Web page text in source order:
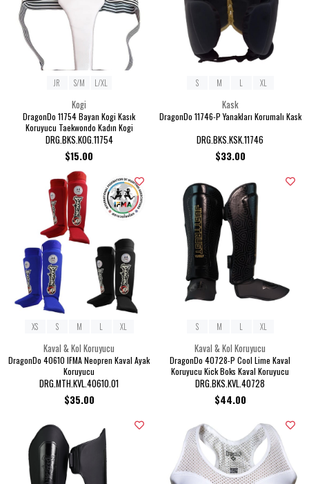
Kogi
DragonDo 11754 Bayan Kogi Kasık
Koruyucu Taekwondo Kadın Kogi
DRG.BKS.KOG.11754
$15.00
JR S/M L/XL
Kask
DragonDo 11746-P Yanakları Korumalı Kask
DRG.BKS.KSK.11746
$33.00
S M L XL
Kaval & Kol Koruyucu
DragonDo 40610 IFMA Neopren Kaval Ayak
Koruyucu
DRG.MTH.KVL.40610.01
$35.00
XS S M L XL
Kaval & Kol Koruyucu
DragonDo 40728-P Cool Lime Kaval
Koruyucu Kick Boks Kaval Koruyucu
DRG.BKS.KVL.40728
$44.00
S M L XL